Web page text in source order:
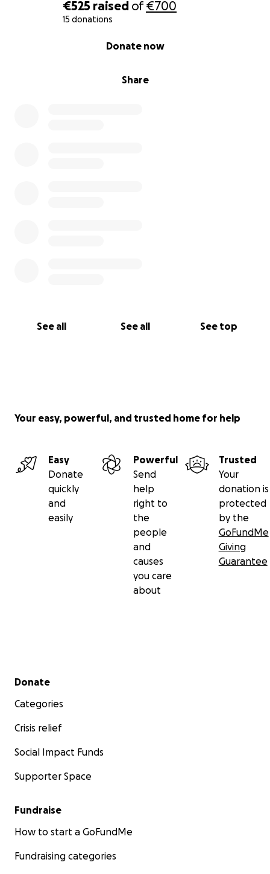
€525 raised of€700
15 donations
Share
Donate now
See all See all See top
Your easy, powerful, and trusted home for help
Easy
Donate
quickly
and
easily
Powerful
Send
help
right to
the
people
and
causes
you care
about
Trusted
Your
donation is
protected
by the
GoFundMe
Giving
Guarantee
Secondary menu
Donate
Categories
Crisis relief
Social Impact Funds
Supporter Space
Fundraise
How to start a GoFundMe
Fundraising categories